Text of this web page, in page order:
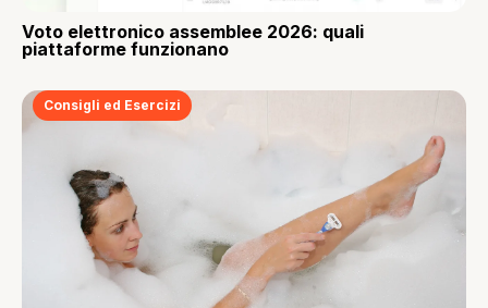
Voto elettronico assemblee 2026: quali
piattaforme funzionano
Consigli ed Esercizi